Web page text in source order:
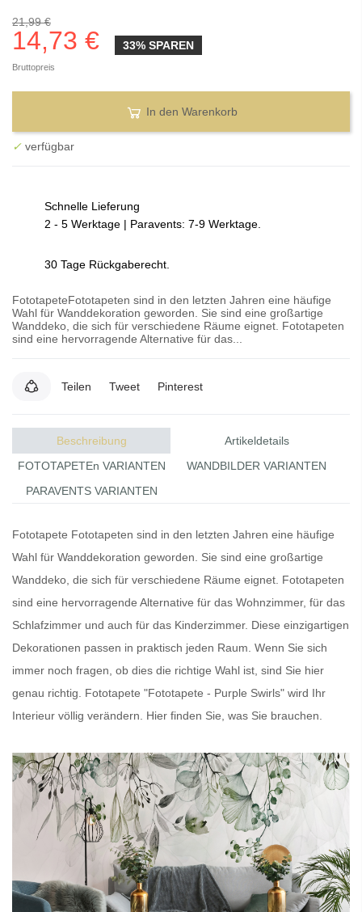
21,99 €
14,73 € 33% SPAREN
Bruttopreis
In den Warenkorb
✓ verfügbar
Schnelle Lieferung
2 - 5 Werktage | Paravents: 7-9 Werktage.
30 Tage Rückgaberecht.
FototapeteFototapeten sind in den letzten Jahren eine häufige
Wahl für Wanddekoration geworden. Sie sind eine großartige
Wanddeko, die sich für verschiedene Räume eignet. Fototapeten
sind eine hervorragende Alternative für das...
Teilen Tweet Pinterest
Beschreibung
Artikeldetails
FOTOTAPETEn VARIANTEN
WANDBILDER VARIANTEN
PARAVENTS VARIANTEN
Fototapete Fototapeten sind in den letzten Jahren eine häufige
Wahl für Wanddekoration geworden. Sie sind eine großartige
Wanddeko, die sich für verschiedene Räume eignet. Fototapeten
sind eine hervorragende Alternative für das Wohnzimmer, für das
Schlafzimmer und auch für das Kinderzimmer. Diese einzigartigen
Dekorationen passen in praktisch jeden Raum. Wenn Sie sich
immer noch fragen, ob dies die richtige Wahl ist, sind Sie hier
genau richtig. Fototapete "Fototapete - Purple Swirls" wird Ihr
Interieur völlig verändern. Hier finden Sie, was Sie brauchen.